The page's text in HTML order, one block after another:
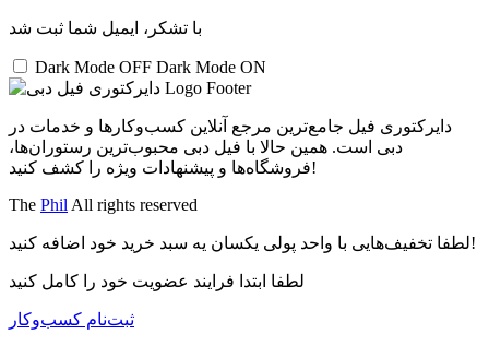
با تشکر، ایمیل شما ثبت شد
Dark Mode OFF Dark Mode ON
دایرکتوری فیل جامع‌ترین مرجع آنلاین کسب‌وکارها و خدمات در
دبی است. همین حالا با فیل دبی محبوب‌ترین رستوران‌ها،
فروشگاه‌ها و پیشنهادات ویژه را کشف کنید!
The Phil All rights reserved
لطفا تخفیف‌هایی با واحد پولی یکسان یه سبد خرید خود اضافه کنید!
لطفا ابتدا فرایند عضویت خود را کامل کنید
ثبت‌نام کسب‌و‌کار